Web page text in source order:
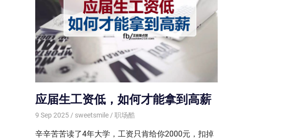
应届生工资低，如何才能拿到高薪
9 Sep 2025 sweetsmile 职场酷
辛辛苦苦读了4年大学，工资只肯给你2000元，扣掉